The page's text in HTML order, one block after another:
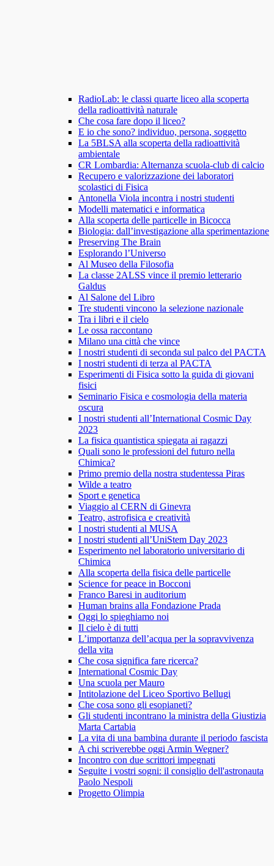
RadioLab: le classi quarte liceo alla scoperta
della radioattività naturale
Che cosa fare dopo il liceo?
E io che sono? individuo, persona, soggetto
La 5BLSA alla scoperta della radioattività
ambientale
CR Lombardia: Alternanza scuola-club di calcio
Recupero e valorizzazione dei laboratori
scolastici di Fisica
Antonella Viola incontra i nostri studenti
Modelli matematici e informatica
Alla scoperta delle particelle in Bicocca
Biologia: dall’investigazione alla sperimentazione
Preserving The Brain
Esplorando l’Universo
Al Museo della Filosofia
La classe 2ALSS vince il premio letterario
Galdus
Al Salone del Libro
Tre studenti vincono la selezione nazionale
Tra i libri e il cielo
Le ossa raccontano
Milano una città che vince
I nostri studenti di seconda sul palco del PACTA
I nostri studenti di terza al PACTA
Esperimenti di Fisica sotto la guida di giovani
fisici
Seminario Fisica e cosmologia della materia
oscura
I nostri studenti all’International Cosmic Day
2023
La fisica quantistica spiegata ai ragazzi
Quali sono le professioni del futuro nella
Chimica?
Primo premio della nostra studentessa Piras
Wilde a teatro
Sport e genetica
Viaggio al CERN di Ginevra
Teatro, astrofisica e creatività
I nostri studenti al MUSA
I nostri studenti all’UniStem Day 2023
Esperimento nel laboratorio universitario di
Chimica
Alla scoperta della fisica delle particelle
Science for peace in Bocconi
Franco Baresi in auditorium
Human brains alla Fondazione Prada
Oggi lo spieghiamo noi
Il cielo è di tutti
L’importanza dell’acqua per la sopravvivenza
della vita
Che cosa significa fare ricerca?
International Cosmic Day
Una scuola per Mauro
Intitolazione del Liceo Sportivo Bellugi
Che cosa sono gli esopianeti?
Gli studenti incontrano la ministra della Giustizia
Marta Cartabia
La vita di una bambina durante il periodo fascista
A chi scriverebbe oggi Armin Wegner?
Incontro con due scrittori impegnati
Seguite i vostri sogni: il consiglio dell'astronauta
Paolo Nespoli
Progetto Olimpia